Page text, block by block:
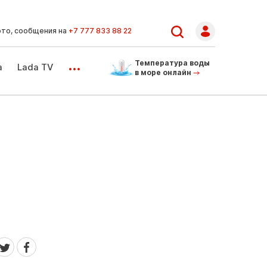
сообщения на +7 777 833 88 22
Lada TV ...
Температура воды
в море онлайн